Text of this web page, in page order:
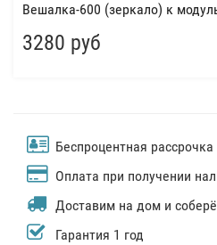
Вешалка-600 (зеркало) к
3280 руб
Беспроцентная рассрочка
Оплата при получении
Доставим на дом и
Гарантия 1 год